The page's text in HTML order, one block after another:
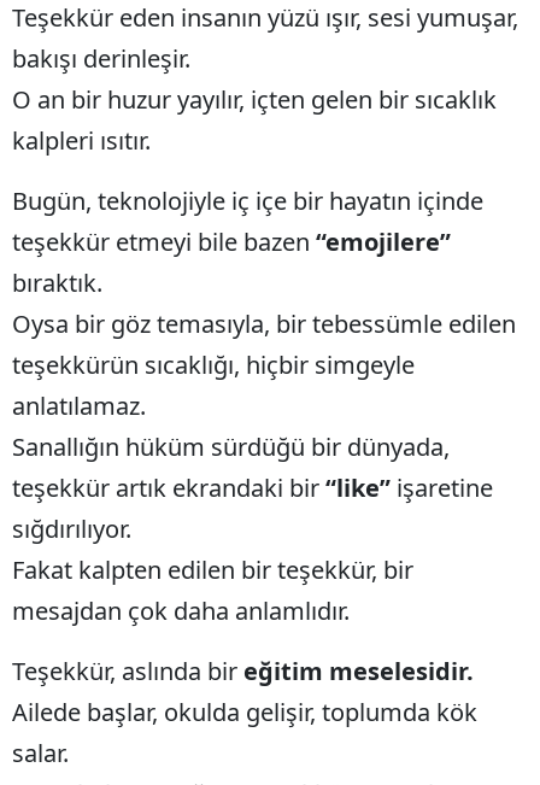
Teşekkür eden insanın yüzü ışır, sesi yumuşar,
bakışı derinleşir.
O an bir huzur yayılır, içten gelen bir sıcaklık
kalpleri ısıtır.
Bugün, teknolojiyle iç içe bir hayatın içinde
teşekkür etmeyi bile bazen “emojilere”
bıraktık.
Oysa bir göz temasıyla, bir tebessümle edilen
teşekkürün sıcaklığı, hiçbir simgeyle
anlatılamaz.
Sanallığın hüküm sürdüğü bir dünyada,
teşekkür artık ekrandaki bir“like” işaretine
sığdırılıyor.
Fakat kalpten edilen bir teşekkür, bir
mesajdan çok daha anlamlıdır.
Teşekkür, aslında bir eğitim meselesidir.
Ailede başlar, okulda gelişir, toplumda kök
salar.